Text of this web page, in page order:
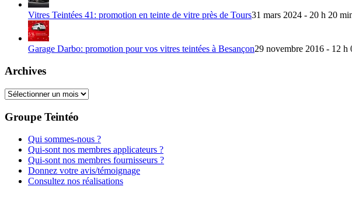
Vitres Teintées 41: promotion en teinte de vitre près de Tours31 mars 2024 - 20 h 20
Garage Darbo: promotion pour vos vitres teintées à Besançon29 novembre 2016 - 12 h
Archives
Archives
Groupe Teintéo
Qui sommes-nous ?
Qui-sont nos membres applicateurs ?
Qui-sont nos membres fournisseurs ?
Donnez votre avis/témoignage
Consultez nos réalisations